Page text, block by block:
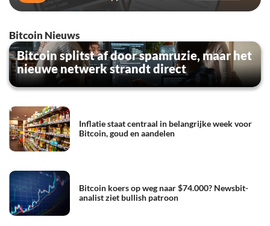
Bitcoin Nieuws
Bitcoin splitst af door spamruzie, maar het
nieuwe netwerk strandt direct
Inflatie staat centraal in belangrijke week voor
Bitcoin, goud en aandelen
Bitcoin koers op weg naar $74.000? Newsbit-
analist ziet bullish patroon